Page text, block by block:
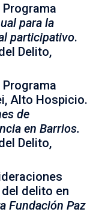
para la
participativo.
Delito,
Alto Hospicio.
de
en Barrios.
Delito,
delito en
Fundación Paz